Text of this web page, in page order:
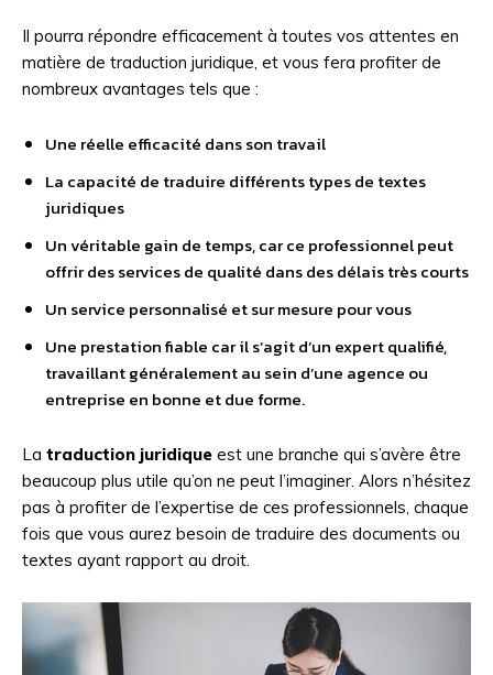
Il pourra répondre efficacement à toutes vos attentes en
matière de traduction juridique, et vous fera profiter de
nombreux avantages tels que :
Une réelle efficacité dans son travail
La capacité de traduire différents types de textes
juridiques
Un véritable gain de temps, car ce professionnel peut
offrir des services de qualité dans des délais très courts
Un service personnalisé et sur mesure pour vous
Une prestation fiable car il s’agit d’un expert qualifié,
travaillant généralement au sein d’une agence ou
entreprise en bonne et due forme.
La traduction juridique est une branche qui s’avère être
beaucoup plus utile qu’on ne peut l’imaginer. Alors n’hésitez
pas à profiter de l’expertise de ces professionnels, chaque
fois que vous aurez besoin de traduire des documents ou
textes ayant rapport au droit.